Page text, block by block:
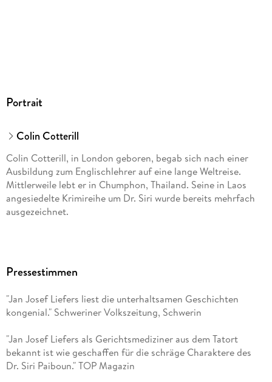
Portrait
Colin Cotterill
Colin Cotterill, in London geboren, begab sich nach einer
Ausbildung zum Englischlehrer auf eine lange Weltreise.
Mittlerweile lebt er in Chumphon, Thailand. Seine in Laos
angesiedelte Krimireihe um Dr. Siri wurde bereits mehrfach
ausgezeichnet.
Pressestimmen
"Jan Josef Liefers liest die unterhaltsamen Geschichten
kongenial." Schweriner Volkszeitung, Schwerin
"Jan Josef Liefers als Gerichtsmediziner aus dem Tatort
bekannt ist wie geschaffen für die schräge Charaktere des
Dr. Siri Paiboun." TOP Magazin